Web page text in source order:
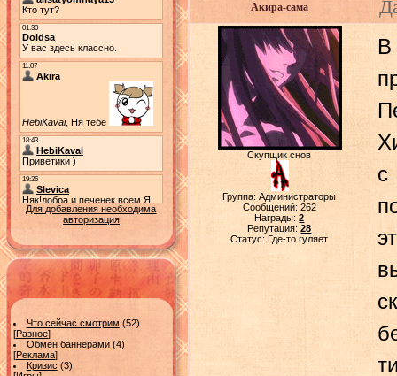
Для добавления необходима
авторизация
Что сейчас смотрим (52)
[Разное]
Обмен баннерами (4)
[Реклама]
Кризис (3)
Акира-сама
Скупщик снов
Группа: Администраторы
Сообщений: 262
Награды:2
Репутация:28
Статус:Где-то гуляет
В
с